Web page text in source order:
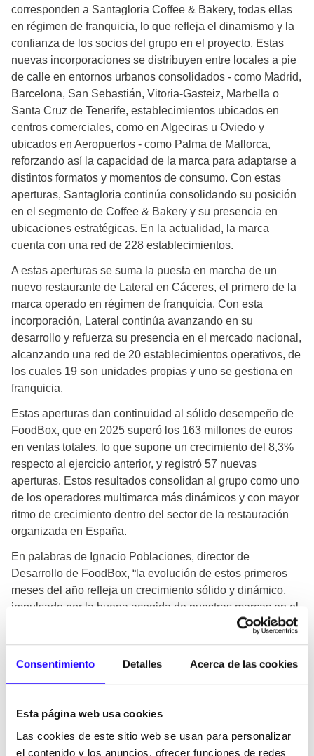
Consentimiento Detalles Acerca de las cookies
Esta página web usa cookies
Las cookies de este sitio web se usan para personalizar
el contenido y los anuncios, ofrecer funciones de redes
corresponden a Santagloria Coffee & Bakery, todas ellas
en régimen de franquicia, lo que refleja el dinamismo y la
confianza de los socios del grupo en el proyecto. Estas
nuevas incorporaciones se distribuyen entre locales a pie
de calle en entornos urbanos consolidados - como Madrid,
Barcelona, San Sebastián, Vitoria-Gasteiz, Marbella o
Santa Cruz de Tenerife, establecimientos ubicados en
centros comerciales, como en Algeciras u Oviedo y
ubicados en Aeropuertos - como Palma de Mallorca,
reforzando así la capacidad de la marca para adaptarse a
distintos formatos y momentos de consumo. Con estas
aperturas, Santagloria continúa consolidando su posición
en el segmento de Coffee & Bakery y su presencia en
ubicaciones estratégicas. En la actualidad, la marca
cuenta con una red de 228 establecimientos.
A estas aperturas se suma la puesta en marcha de un
nuevo restaurante de Lateral en Cáceres, el primero de la
marca operado en régimen de franquicia. Con esta
incorporación, Lateral continúa avanzando en su
desarrollo y refuerza su presencia en el mercado nacional,
alcanzando una red de 20 establecimientos operativos, de
los cuales 19 son unidades propias y uno se gestiona en
franquicia.
Estas aperturas dan continuidad al sólido desempeño de
FoodBox, que en 2025 superó los 163 millones de euros
en ventas totales, lo que supone un crecimiento del 8,3%
respecto al ejercicio anterior, y registró 57 nuevas
aperturas. Estos resultados consolidan al grupo como uno
de los operadores multimarca más dinámicos y con mayor
ritmo de crecimiento dentro del sector de la restauración
organizada en España.
En palabras de Ignacio Poblaciones, director de
Desarrollo de FoodBox, “la evolución de estos primeros
meses del año refleja un crecimiento sólido y dinámico,
impulsado por la buena acogida de nuestras marcas en el
mercado y por la confianza continuada de nuestros
reconocimiento al atractivo de nuestro modelo multimarca
foco constante en el cuidado de la experiencia del cliente,
operativa y una propuesta consistente en cada apertura.”